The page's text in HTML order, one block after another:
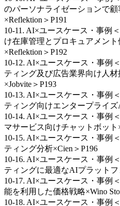
のパーソナライゼーションで
×Reflektion＞P191
10-11. AI×ユースケース・事例
け在庫管理とプロキュアメン
×Reflektion＞P192
10-12. AI×ユースケース・事例
ティング及び広告業界向け人
×Jobvite＞P193
10-13. AI×ユースケース・事例
ティング向けエンタープライズ
10-14. AI×ユースケース・事例
マサービス向けチャットボット
10-15. AI×ユースケース・事例
ティング分析×Cien＞P196
10-16. AI×ユースケース・事例
ティングに最適なAIプラットフ
10-17. AI×ユースケース・事例
能を利用した価格戦略×Wino
10-18. AI×ユースケース・事例